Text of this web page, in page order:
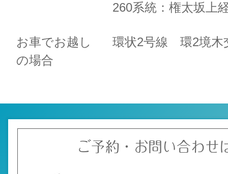
260系統：権太坂上
お車でお越し
の場合
環状2号線 環2境木
ご予約・お問い合わせ